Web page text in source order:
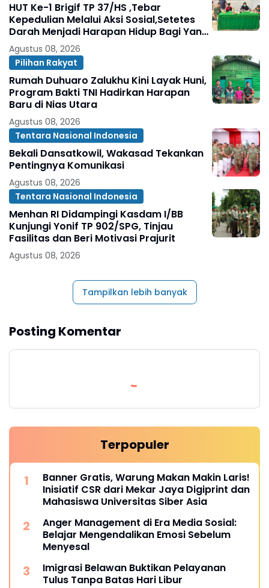
HUT Ke-1 Brigif TP 37/HS ,Tebar
Kepedulian Melalui Aksi Sosial,Setetes
Darah Menjadi Harapan Hidup Bagi Yang
Membutuhkan
Agustus 08, 2026
Pilihan Rakyat
Rumah Duhuaro Zalukhu Kini Layak Huni,
Program Bakti TNI Hadirkan Harapan
Baru di Nias Utara
Agustus 08, 2026
Tentara Nasional Indonesia
Bekali Dansatkowil, Wakasad Tekankan
Pentingnya Komunikasi
Agustus 08, 2026
Tentara Nasional Indonesia
Menhan RI Didampingi Kasdam I/BB
Kunjungi Yonif TP 902/SPG, Tinjau
Fasilitas dan Beri Motivasi Prajurit
Agustus 08, 2026
Tampilkan lebih banyak
Posting Komentar
Terpopuler
Banner Gratis, Warung Makan Makin Laris!
Inisiatif CSR dari Mekar Jaya Digiprint dan
Mahasiswa Universitas Siber Asia
Anger Management di Era Media Sosial:
Belajar Mengendalikan Emosi Sebelum
Menyesal
Imigrasi Belawan Buktikan Pelayanan
Tulus Tanpa Batas Hari Libur